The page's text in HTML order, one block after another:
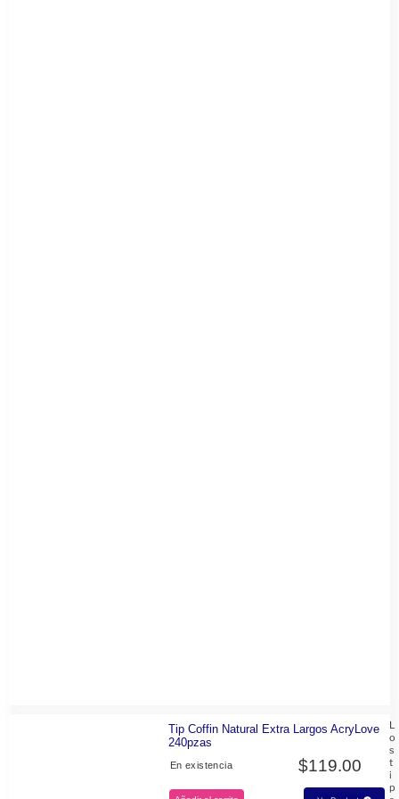
Tip Coffin Natural Extra Largos AcryLove
240pzas
En existencia $119.00
L
o
s
t
i
p